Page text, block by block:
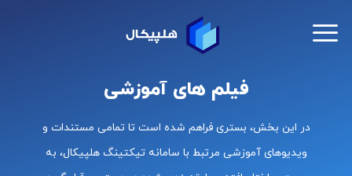
فیلم های آموزشی
در این بخش، بستری فراهم شده است تا تمامی مستندات و
ویدیوهای آموزشی مرتبط با سامانه تیکتینگ هلپیکال، به